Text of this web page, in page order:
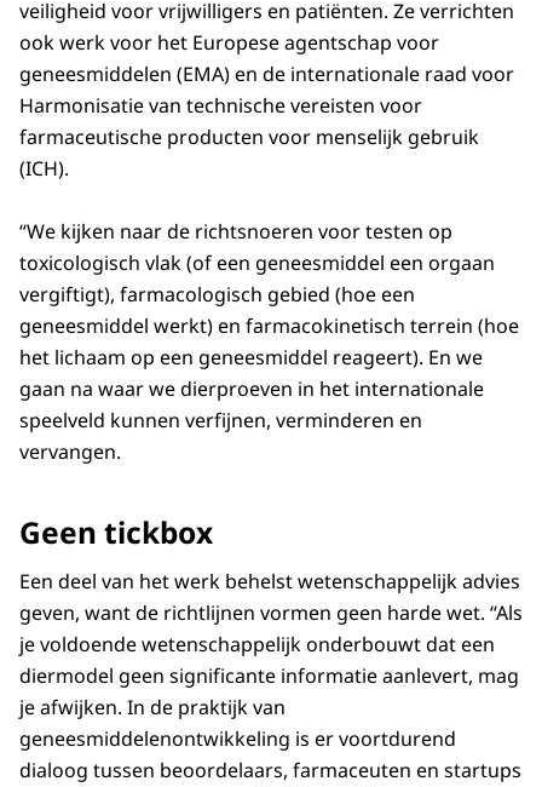
veiligheid voor vrijwilligers en patiënten. Ze verrichten
ook werk voor het Europese agentschap voor
geneesmiddelen (EMA) en de internationale raad voor
Harmonisatie van technische vereisten voor
farmaceutische producten voor menselijk gebruik
(ICH).
“We kijken naar de richtsnoeren voor testen op
toxicologisch vlak (of een geneesmiddel een orgaan
vergiftigt), farmacologisch gebied (hoe een
geneesmiddel werkt) en farmacokinetisch terrein (hoe
het lichaam op een geneesmiddel reageert). En we
gaan na waar we dierproeven in het internationale
speelveld kunnen verfijnen, verminderen en
vervangen.
Geen tickbox
Een deel van het werk behelst wetenschappelijk advies
geven, want de richtlijnen vormen geen harde wet. “Als
je voldoende wetenschappelijk onderbouwt dat een
diermodel geen significante informatie aanlevert, mag
je afwijken. In de praktijk van
geneesmiddelenontwikkeling is er voortdurend
dialoog tussen beoordelaars, farmaceuten en startups